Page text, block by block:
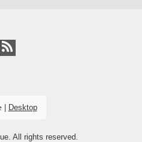
| Desktop
. All rights reserved.